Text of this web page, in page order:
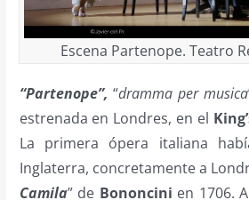
Escena Partenope. Teatro
“Partenope”, “dramma per musica
estrenada en Londres, en el
La primera ópera italiana
Inglaterra, concretamente a
Camila” de Bononcini en 1706.